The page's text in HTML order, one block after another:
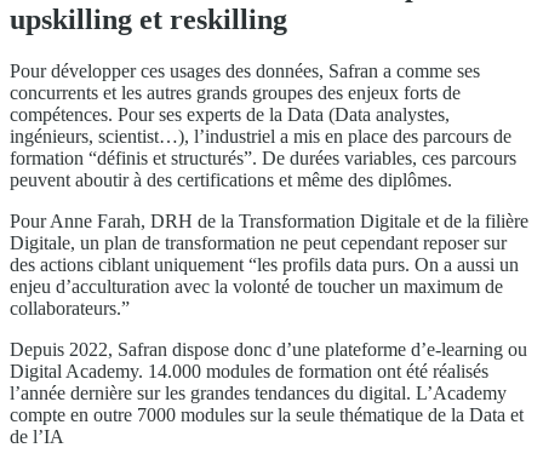
upskilling et reskilling
Pour développer ces usages des données, Safran a comme ses
concurrents et les autres grands groupes des enjeux forts de
compétences. Pour ses experts de la Data (Data analystes,
ingénieurs, scientist…), l’industriel a mis en place des parcours de
formation “définis et structurés”. De durées variables, ces parcours
peuvent aboutir à des certifications et même des diplômes.
Pour Anne Farah, DRH de la Transformation Digitale et de la filière
Digitale, un plan de transformation ne peut cependant reposer sur
des actions ciblant uniquement “les profils data purs. On a aussi un
enjeu d’acculturation avec la volonté de toucher un maximum de
collaborateurs.”
Depuis 2022, Safran dispose donc d’une plateforme d’e-learning ou
Digital Academy. 14.000 modules de formation ont été réalisés
l’année dernière sur les grandes tendances du digital. L’Academy
compte en outre 7000 modules sur la seule thématique de la Data et
de l’IA